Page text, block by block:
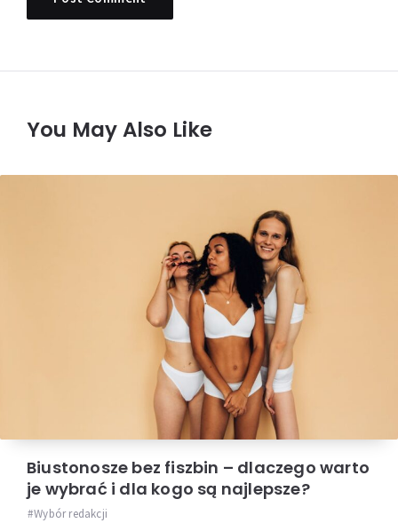
You May Also Like
Biustonosze bez fiszbin – dlaczego warto
je wybrać i dla kogo są najlepsze?
Wybór redakcji